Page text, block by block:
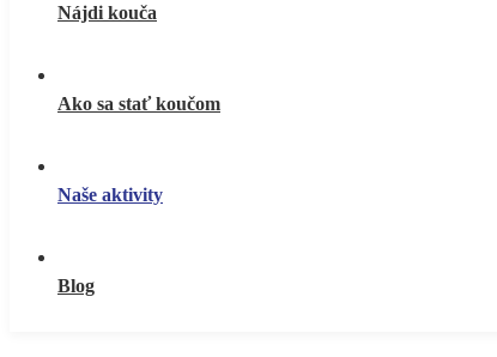
Nájdi kouča
Ako sa stať koučom
Naše aktivity
Blog